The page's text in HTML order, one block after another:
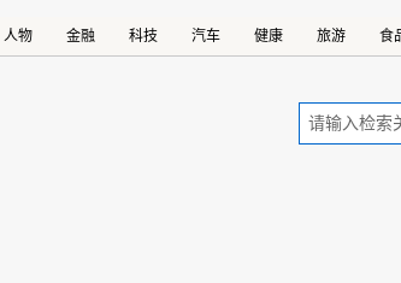
人物 金融 科技 汽车 健康 旅游 食